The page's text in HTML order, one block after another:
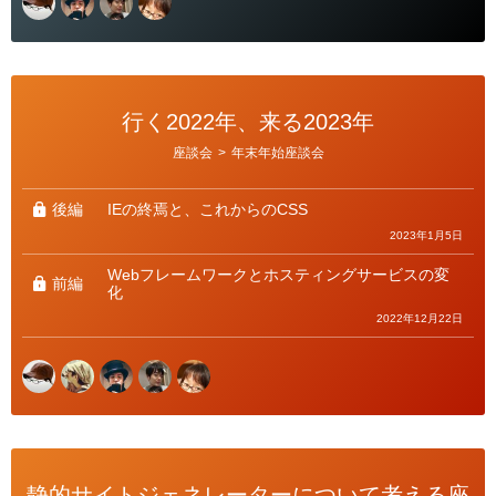
行く2022年、来る2023年
リ
ー
座談会 > 年末年始座談会
後編 IEの終焉と、これからのCSS
2023年1月5日
前編
Webフレームワークとホスティングサービスの変
化
2022年12月22日